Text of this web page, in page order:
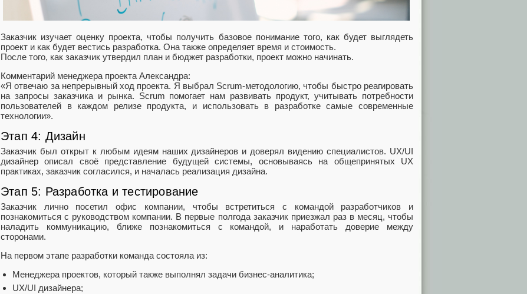
Заказчик изучает оценку проекта, чтобы получить базовое понимание того, как будет выглядеть
проект и как будет вестись разработка. Она также определяет время и стоимость.
После того, как заказчик утвердил план и бюджет разработки, проект можно начинать.
Комментарий менеджера проекта Александра:
«Я отвечаю за непрерывный ход проекта. Я выбрал Scrum-методологию, чтобы быстро реагировать
на запросы заказчика и рынка. Scrum помогает нам развивать продукт, учитывать потребности
пользователей в каждом релизе продукта, и использовать в разработке самые современные
технологии».
Этап 4: Дизайн
Заказчик был открыт к любым идеям наших дизайнеров и доверял видению специалистов. UX/UI
дизайнер описал своё представление будущей системы, основываясь на общепринятых UX
практиках, заказчик согласился, и началась реализация дизайна.
Этап 5: Разработка и тестирование
Заказчик лично посетил офис компании, чтобы встретиться с командой разработчиков и
познакомиться с руководством компании. В первые полгода заказчик приезжал раз в месяц, чтобы
наладить коммуникацию, ближе познакомиться с командой, и наработать доверие между
сторонами.
На первом этапе разработки команда состояла из:
Менеджера проектов, который также выполнял задачи бизнес-аналитика;
UX/UI дизайнера;